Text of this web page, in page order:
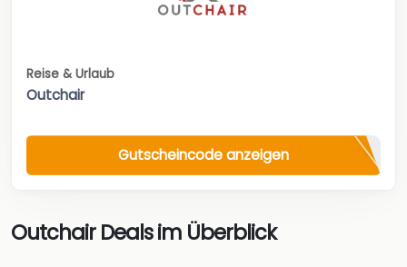
Reise & Urlaub
Outchair
Gutscheincode anzeigen
Outchair Deals im Überblick